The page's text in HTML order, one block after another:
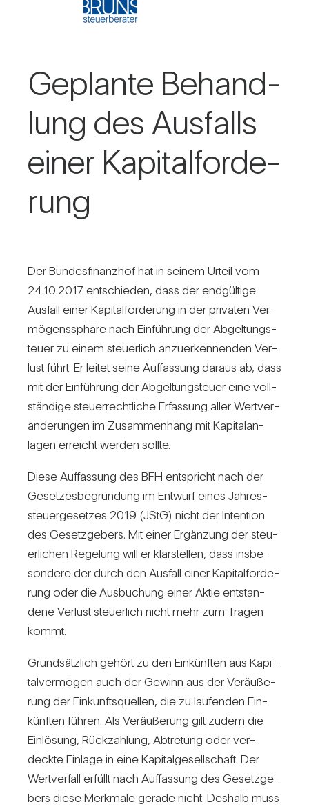
Geplante Behand­
lung des Aus­falls
einer Kapi­tal­for­de­
rung
Der Bun­des­fi­nanzhof hat in seinem Urteil vom
24.10.2017 ent­schieden, dass der end­gül­tige
Aus­fall einer Kapi­tal­for­de­rung in der pri­vaten Ver­
mö­gens­sphäre nach Ein­füh­rung der Abgel­tung­s­
teuer zu einem steu­er­lich anzu­er­ken­nenden Ver­
lust führt. Er leitet seine Auf­fas­sung daraus ab, dass
mit der Ein­füh­rung der Abgel­tung­s­teuer eine voll­
stän­dige steu­er­recht­liche Erfas­sung aller Wert­ver­
än­de­rungen im Zusam­men­hang mit Kapi­tal­an­
lagen erreicht werden sollte.
Diese Auf­fas­sung des BFH ent­spricht nach der
Geset­zes­be­grün­dung im Ent­wurf eines Jah­res­
steu­er­ge­setzes 2019 (JStG) nicht der Inten­tion
des Gesetz­ge­bers. Mit einer Ergän­zung der steu­
er­li­chen Rege­lung will er klar­stellen, dass ins­be­
son­dere der durch den Aus­fall einer Kapi­tal­for­de­
rung oder die Aus­bu­chung einer Aktie ent­stan­
dene Ver­lust steu­er­lich nicht mehr zum Tragen
kommt.
Grund­sätz­lich gehört zu den Ein­künften aus Kapi­
tal­ver­mögen auch der Gewinn aus der Ver­äu­ße­
rung der Ein­kunfts­quellen, die zu lau­fenden Ein­
künften führen. Als Ver­äu­ße­rung gilt zudem die
Ein­lö­sung, Rück­zah­lung, Abtre­tung oder ver­
deckte Ein­lage in eine Kapi­tal­ge­sell­schaft. Der
Wert­ver­fall erfüllt nach Auf­fas­sung des Gesetz­ge­
bers diese Merk­male gerade nicht. Des­halb muss